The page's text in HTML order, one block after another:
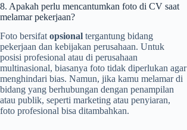
8. Apakah perlu mencantumkan foto di CV saat
melamar pekerjaan?
Foto bersifat opsional tergantung bidang
pekerjaan dan kebijakan perusahaan. Untuk
posisi profesional atau di perusahaan
multinasional, biasanya foto tidak diperlukan agar
menghindari bias. Namun, jika kamu melamar di
bidang yang berhubungan dengan penampilan
atau publik, seperti marketing atau penyiaran,
foto profesional bisa ditambahkan.